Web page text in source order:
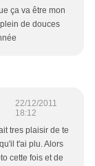
ça va être mon
de douces
22/12/2011
18:12
tres plaisir de te
t'ai plu. Alors
cette fois et de